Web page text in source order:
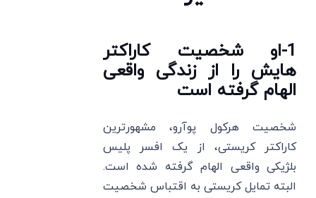
1-او شخصیت کاراکتر
هایش را از زندگی واقعی
الهام گرفته است
شخصیت هرکول پوآرو، مشهورترین
کاراکتر کریستی، از یک افسر پلیس
بلژیکی واقعی الهام گرفته شده است.
البته تمایل کریستی به اقتباس شخصیت